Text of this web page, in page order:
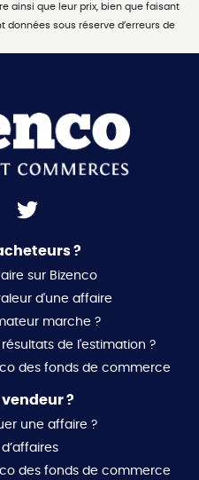
ainsi que leur prix, bien que faisant
données sous réserve d’erreurs de
?
sur Bizenco
d'une affaire
marche ?
de l'estimation ?
des fonds de commerce
?
une affaire ?
des fonds de commerce